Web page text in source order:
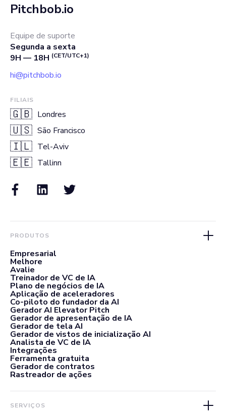
Pitchbob.io
Equipe de suporte
Segunda a sexta
9H — 18H (CET/UTC+1)
hi@pitchbob.io
FILIAIS
🇬🇧 Londres
🇺🇸 São Francisco
🇮🇱 Tel-Aviv
🇪🇪 Tallinn
PRODUTOS
Empresarial
Melhore
Avalie
Treinador de VC de IA
Plano de negócios de IA
Aplicação de aceleradores
Co-piloto do fundador da AI
Gerador AI Elevator Pitch
Gerador de apresentação de IA
Gerador de tela AI
Gerador de vistos de inicialização AI
Analista de VC de IA
Integrações
Ferramenta gratuita
Gerador de contratos
Rastreador de ações
SERVIÇOS